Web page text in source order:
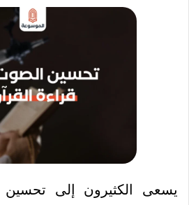
يسعى الكثيرون إلى